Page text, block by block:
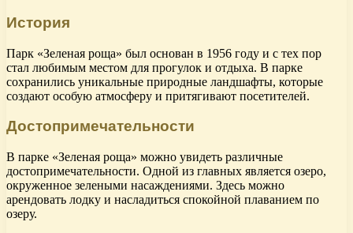
История
Парк «Зеленая роща» был основан в 1956 году и с тех пор
стал любимым местом для прогулок и отдыха. В парке
сохранились уникальные природные ландшафты, которые
создают особую атмосферу и притягивают посетителей.
Достопримечательности
В парке «Зеленая роща» можно увидеть различные
достопримечательности. Одной из главных является озеро,
окруженное зелеными насаждениями. Здесь можно
арендовать лодку и насладиться спокойной плаванием по
озеру.